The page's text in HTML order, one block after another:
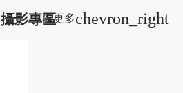
攝影專區看更多chevron_right